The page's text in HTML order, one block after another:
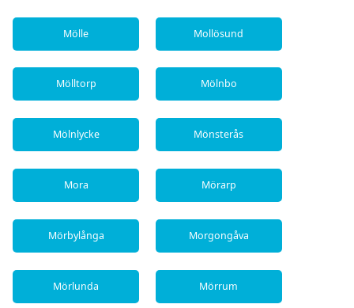
Mölle Mollösund
Mölltorp Mölnbo
Mölnlycke Mönsterås
Mora Mörarp
Mörbylånga Morgongåva
Mörlunda Mörrum